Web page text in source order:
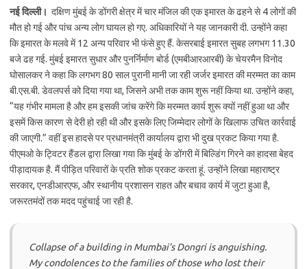
नई दिल्ली। दक्षिण मुंबई के डोंगरी क्षेत्र में चार मंजिल की एक इमारत के ढहने से 4 लोगों की
मौत हो गई और पांच अन्य लोग घायल हो गए. अधिकारियों ने यह जानकारी दी. उन्होंने कहा
कि इमारत के मलवे में 12 अन्य परिवार भी फंसे हुए हैं. केसरबाई इमारत सुबह लगभग 11.30
बजे ढह गई. मुंबई इमारत सुधार और पुनर्निर्माण बोर्ड (एमबीआरआरबी) के चेयरमैन विनोद
घोसालकर ने कहा कि लगभग 80 साल पुरानी मानी जा रही जर्जर इमारत की मरम्मत का काम
बी.एस.बी. डेवलपर्स को दिया गया था, जिसने अभी तक काम शुरू नहीं किया था. उन्होंने कहा,
“यह गंभीर मामला है और हम इसकी जांच करेंगे कि मरम्मत कार्य शुरू क्यों नहीं हुआ था और
इसमें किस कारण से देरी हो रही थी और इसके लिए जिम्मेदार लोगों के खिलाफ उचित कार्रवाई
की जाएगी.” वहीं इस हादसे पर प्रधानमंत्री कार्यालय द्वारा भी दुख प्रकट किया गया है.
पीएमओ के ट्विटर हैंडल द्वारा लिखा गया कि मुंबई के डोंगरी में बिल्डिंग गिरने का हादसा बेहद
पीड़ादायक है. मैं पीड़ित परिवारों के प्रति शोक प्रकट करता हूं. उन्होंने लिखा महाराष्ट्र
सरकार, एनडीआरएफ, और स्थानीय प्रशासन राहत और बचाव कार्य में जुटा हुआ है,
जरूरतमंदों तक मदद पहुंचाई जा रही है.
Collapse of a building in Mumbai’s Dongri is anguishing.
My condolences to the families of those who lost their